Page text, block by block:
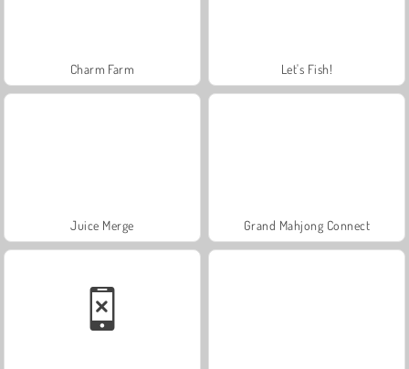
Charm Farm Let's Fish!
Juice Merge Grand Mahjong Connect